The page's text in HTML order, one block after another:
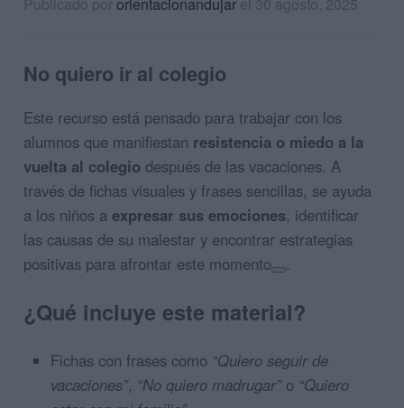
No quiero ir al colegio
Este recurso está pensado para trabajar con los
alumnos que manifiestan resistencia o miedo a la
vuelta al colegio después de las vacaciones. A
través de fichas visuales y frases sencillas, se ayuda
a los niños a expresar sus emociones, identificar
las causas de su malestar y encontrar estrategias
positivas para afrontar este momento
.
¿Qué incluye este material?
Fichas con frases como “Quiero seguir de
vacaciones”, “No quiero madrugar”o “Quiero